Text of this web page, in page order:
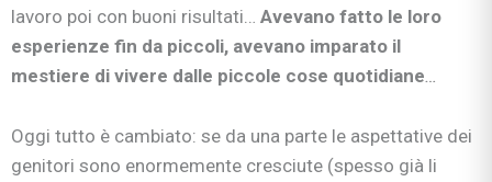
lavoro poi con buoni risultati… Avevano fatto le loro
esperienze fin da piccoli, avevano imparato il
mestiere di vivere dalle piccole cose quotidiane…
Oggi tutto è cambiato: se da una parte le aspettative dei
genitori sono enormemente cresciute (spesso già li